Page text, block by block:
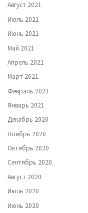
Август 2021
Июль 2021
Июнь 2021
Май 2021
Апрель 2021
Март 2021
Февраль 2021
Январь 2021
Декабрь 2020
Ноябрь 2020
Октябрь 2020
Сентябрь 2020
Август 2020
Июль 2020
Июнь 2020